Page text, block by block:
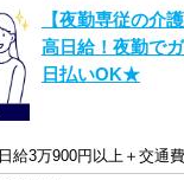
【夜勤専従の介
高日給！夜勤で
日払いOK★
日給3万900円以上＋交通